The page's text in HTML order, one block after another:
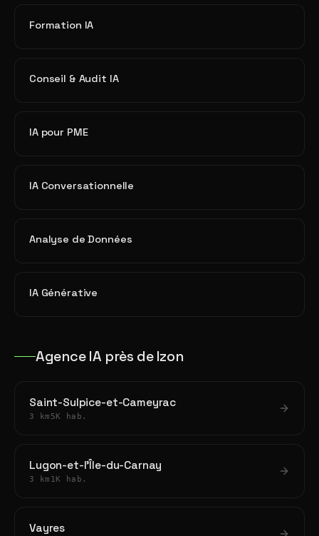
Formation IA
Conseil & Audit IA
IA pour PME
IA Conversationnelle
Analyse de Données
IA Générative
Agence IA près de Izon
Saint-Sulpice-et-Cameyrac
3 km 5K hab.
Lugon-et-l'Île-du-Carnay
3 km 1K hab.
Vayres